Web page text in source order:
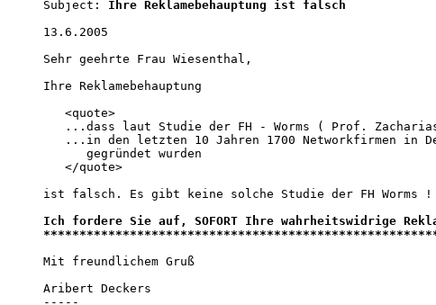
Subject: Ihre Reklamebehauptung ist falsch
13.6.2005
Sehr geehrte Frau Wiesenthal,
Ihre Reklamebehauptung
   <quote>
...dass laut Studie der FH - Worms ( Prof.
...in den letzten 10 Jahren 1700 Networkfirmen in
      gegründet wurden
   </quote>
ist falsch. Es gibt keine solche Studie der FH Worms !
Ich fordere Sie auf, SOFORT Ihre wahrheitswidrige
Mit freundlichem Gruß
Aribert Deckers